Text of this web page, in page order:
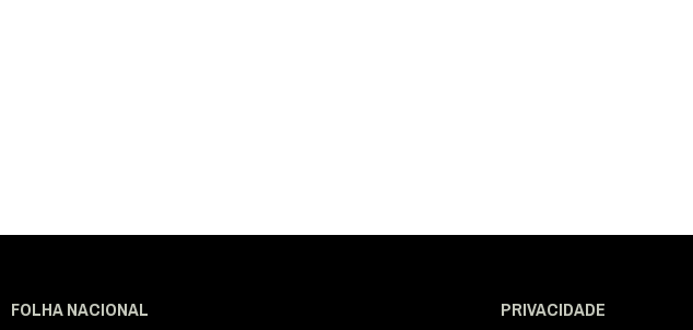
FOLHA NACIONAL PRIVACIDADE